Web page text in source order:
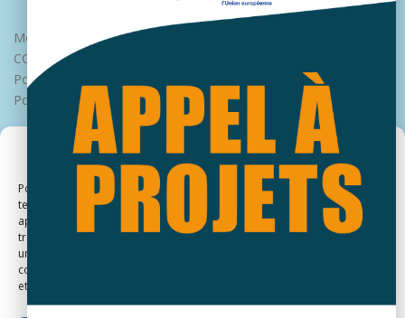
Gérer le consentement
Pour offrir les meilleures expériences, nous utilisons des technologies
telles que les cookies pour stocker et/ou accéder aux informations des
appareils. Le fait de consentir à ces technologies nous permettra de
traiter des données telles que le comportement de navigation ou les ID
uniques sur ce site. Le fait de ne pas consentir ou de retirer son
consentement peut avoir un effet négatif sur certaines caractéristiques
et fonctions.
Mentions légales
CGU
Politique de protection des données
Politique des cookies